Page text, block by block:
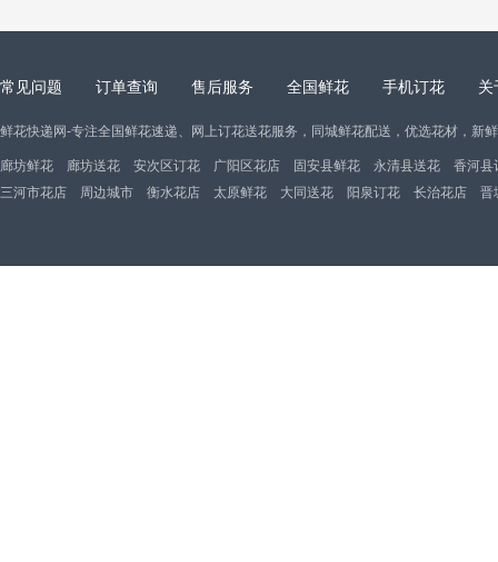
常见问题 订单查询 售后服务 全国鲜花 手机订花 关
鲜花快递网-专注全国鲜花速递、网上订花送花服务，同城鲜花配送，优选花材，新
廊坊鲜花 廊坊送花 安次区订花 广阳区花店 固安县鲜花 永清县送花
香河县
三河市花店
周边城市 衡水花店 太原鲜花 大同送花 阳泉订花 长治花店 晋